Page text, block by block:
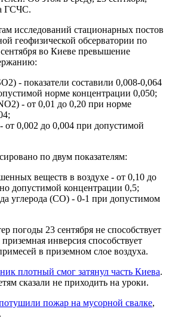
ГСЧС.
исследований стационарных постов
геофизической обсерватории по
во Киеве превышение
- показатели составили 0,008-0,064
норме концентрации 0,050;
- от 0,01 до 0,20 при норме
от 0,002 до 0,004 при допустимой
по двум показателям:
веществ в воздухе - от 0,10 до
допустимой концентрации 0,5;
углерода (CO) - 0-1 при допустимом
погоды 23 сентября не способствует
инверсия способствует
в приземном слое воздуха.
плотный смог затянул часть Киева.
сказали не приходить на уроки.
пожар на мусорной свалке,